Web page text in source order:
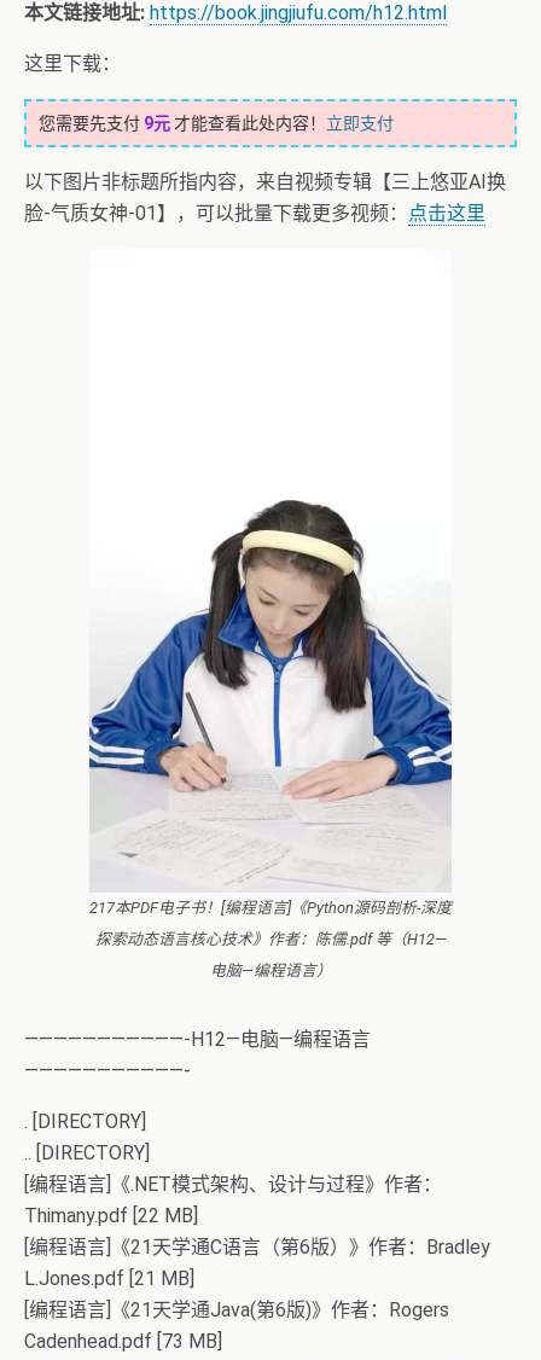
本文链接地址: https://book.jingjiufu.com/h12.html
这里下载：
您需要先支付 9元 才能查看此处内容！ 立即支付
以下图片非标题所指内容，来自视频专辑【三上悠亚AI换
脸-气质女神-01】，可以批量下载更多视频：
点击这里
217本PDF电子书！[编程语言]《Python源码剖析-深度
探索动态语言核心技术》作者：陈儒.pdf 等（H12—
电脑—编程语言）
———————————-H12—电脑—编程语言
———————————-
. [DIRECTORY]
.. [DIRECTORY]
[编程语言]《.NET模式架构、设计与过程》作者：
Thimany.pdf [22 MB]
[编程语言]《21天学通C语言（第6版）》作者：Bradley
L.Jones.pdf [21 MB]
[编程语言]《21天学通Java(第6版)》作者：Rogers
Cadenhead.pdf [73 MB]